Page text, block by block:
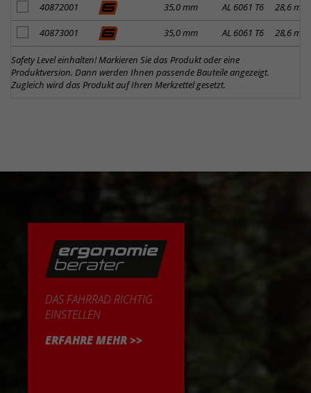
Artikel zum Merkzettel hinzufügen
40872001 35,0 mm AL 6061 T6 28,6 mm
Artikel zum Merkzettel hinzufügen
40873001 35,0 mm AL 6061 T6 28,6 mm
Safety Level einhalten! Markieren Sie das Produkt oder eine
Produktversion. Dann werden Ihnen passende Bauteile angezeigt.
Zugleich wird das Produkt auf Ihren Merkzettel gesetzt.
DAS FAHRRAD RICHTIG
EINSTELLEN
ERFAHRE MEHR >>